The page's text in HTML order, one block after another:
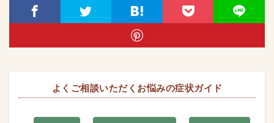
よくご相談いただくお悩みの症状ガイド